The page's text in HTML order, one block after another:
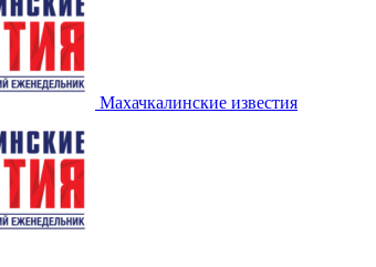
Махачкалинские известия